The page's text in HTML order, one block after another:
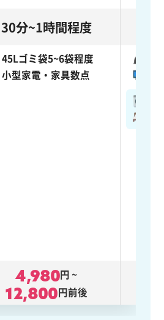
30分~1時間程度
45Lゴミ袋5~6袋程度
小型家電・家具数点
4,980円~
12,800円前後